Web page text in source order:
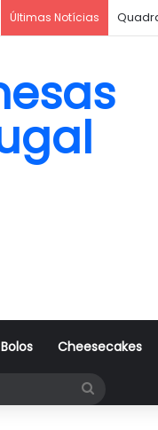
Últimas Notícias
Bolos Cheesecakes